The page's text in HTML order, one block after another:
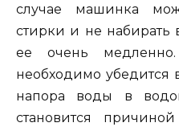
случае машинка
стирки и не набирать
ее очень
необходимо убедится
напора воды в
становится